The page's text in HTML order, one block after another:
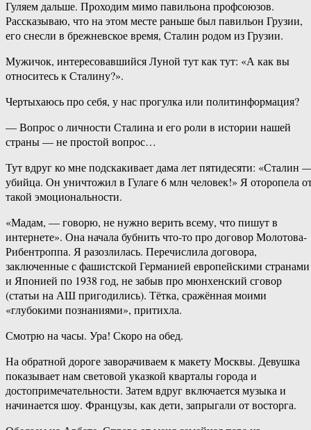
Гуляем дальше. Проходим мимо павильона профсоюзов.
Рассказываю, что на этом месте раньше был павильон Грузии,
его снесли в брежневское время, Сталин родом из Грузии.
Мужичок, интересовавшийся Луной тут как тут: «А как вы
относитесь к Сталину?».
Чертыхаюсь про себя, у нас прогулка или политинформация?
— Вопрос о личности Сталина и его роли в истории нашей
страны — не простой вопрос…
Тут вдруг ко мне подскакивает дама лет пятидесяти: «Сталин
убийца. Он уничтожил в Гулаге 6 млн человек!» Я оторопела
такой эмоциональности.
«Мадам, — говорю, не нужно верить всему, что пишут в
интернете». Она начала бубнить что-то про договор Молотова-
Рибентроппа. Я разозлилась. Перечислила договора,
заключенные с фашистской Германией европейскими странами
и Японией по 1938 год, не забыв про мюнхенский сговор
(статьи на АШ пригодились). Тётка, сражённая моими
«глубокими познаниями», притихла.
Смотрю на часы. Ура! Скоро на обед.
На обратной дороге заворачиваем к макету Москвы. Девушка
показывает нам световой указкой кварталы города и
достопримечательности. Затем вдруг включается музыка и
начинается шоу. Французы, как дети, запрыгали от восторга.